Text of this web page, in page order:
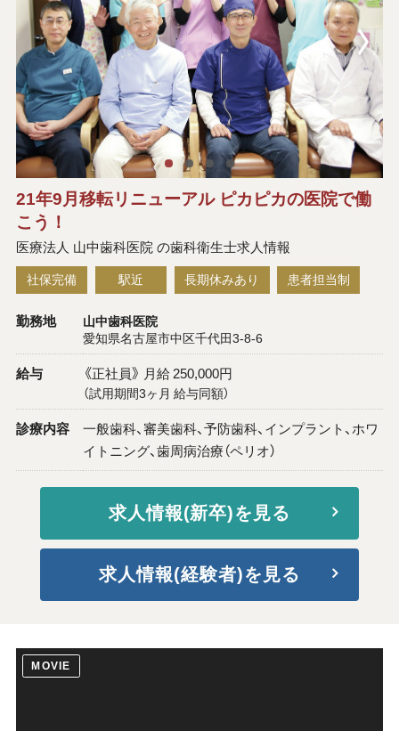
21年9月移転リニューアル ピカピカの医院で働
こう！
医療法人 山中歯科医院 の歯科衛生士求人情報
社保完備 駅近 長期休みあり 患者担当制
勤務地 山中歯科医院
愛知県名古屋市中区千代田3-8-6
給与 《正社員》 月給 250,000円
（試用期間3ヶ月 給与同額）
診療内容
一般歯科、審美歯科、予防歯科、インプラント、ホワ
イトニング、歯周病治療（ペリオ）
求人情報(新卒)を見る
求人情報(経験者)を見る
MOVIE